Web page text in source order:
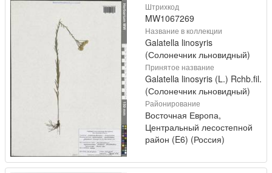
Штрихкод
MW1067269
Название в коллекции
Galatella linosyris
(Солонечник льновидный)
Принятое название
Galatella linosyris (L.) Rchb.fil.
(Солонечник льновидный)
Районирование
Восточная Европа,
Центральный лесостепной
район (E6) (Россия)